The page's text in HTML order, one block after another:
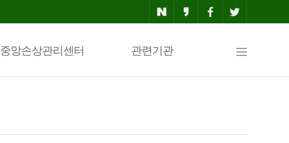
중앙손상관리센터 관련기관